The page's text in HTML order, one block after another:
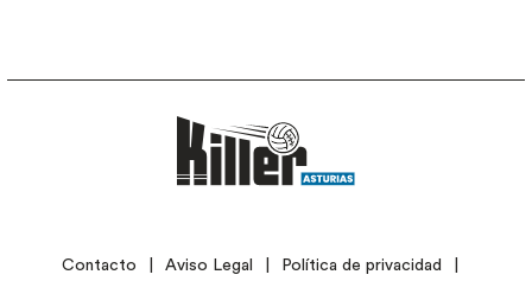
LEGALContacto Aviso Legal Política de privacidad